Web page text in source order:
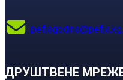
ДРУШТВЕНЕ